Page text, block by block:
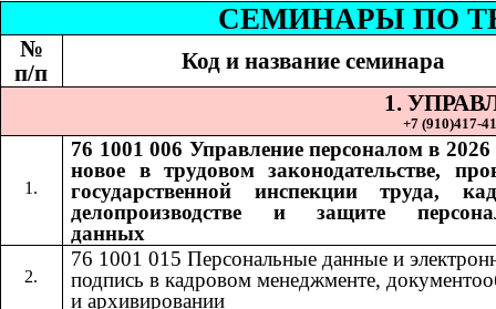
СЕМИНАРЫ ПО
№
п/п
Код и название семинара
1.
+7 (910)417-
76 1001 006 Управление персоналом в 2026
новое в трудовом законодательстве,
государственной инспекции труда,
делопроизводстве и защите
данных
76 1001 015​​Персональные данные и
подпись в кадровом менеджменте,
и архивировании